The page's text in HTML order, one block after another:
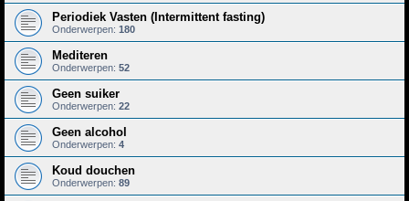
Periodiek Vasten (Intermittent fasting)
Onderwerpen: 180
Mediteren
Onderwerpen: 52
Geen suiker
Onderwerpen: 22
Geen alcohol
Onderwerpen: 4
Koud douchen
Onderwerpen: 89